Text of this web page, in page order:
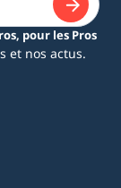
pour les Pros
et nos actus.